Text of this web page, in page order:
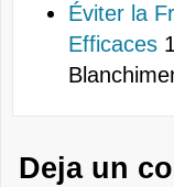
Éviter la
Efficaces
Deja un